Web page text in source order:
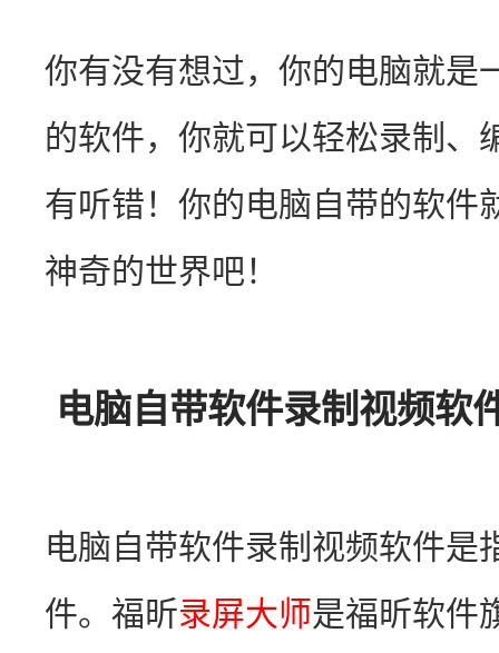
你有没有想过，你的电脑就是
的软件，你就可以轻松录制、
有听错！你的电脑自带的软件
神奇的世界吧！
电脑自带软件录制视频软
电脑自带软件录制视频软件是
件。福昕录屏大师是福昕软件